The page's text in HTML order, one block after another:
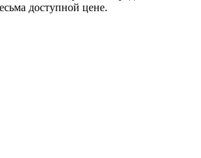
доступной цене.